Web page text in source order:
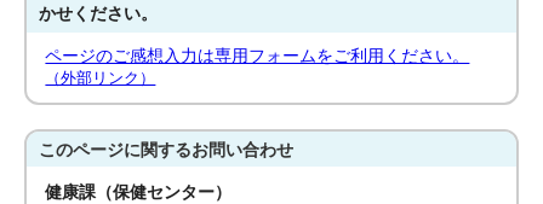
かせください。
ページのご感想入力は専用フォームをご利用ください。
（外部リンク）
このページに関するお問い合わせ
健康課（保健センター）